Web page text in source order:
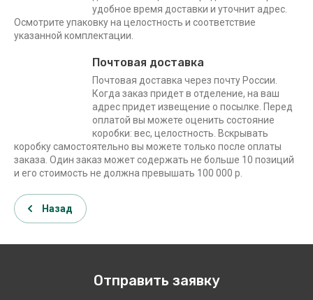
удобное время доставки и уточнит адрес.
Осмотрите упаковку на целостность и соответствие
указанной комплектации.
Почтовая доставка
Почтовая доставка через почту России.
Когда заказ придет в отделение, на ваш
адрес придет извещение о посылке. Перед
оплатой вы можете оценить состояние
коробки: вес, целостность. Вскрывать
коробку самостоятельно вы можете только после оплаты
заказа. Один заказ может содержать не больше 10 позиций
и его стоимость не должна превышать 100 000 р.
Назад
Отправить заявку